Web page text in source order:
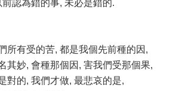
認為錯的事, 未必是錯的.
所有受的苦, 都是我個先前種的因,
其妙, 會種那個因, 害我們受那個果,
對的, 我們才做, 最悲哀的是,